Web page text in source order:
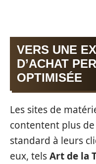
VERS UNE
D’ACHAT
OPTIMISÉE
Les sites de
contentent plus
standard à leurs
eux, telsArt de la